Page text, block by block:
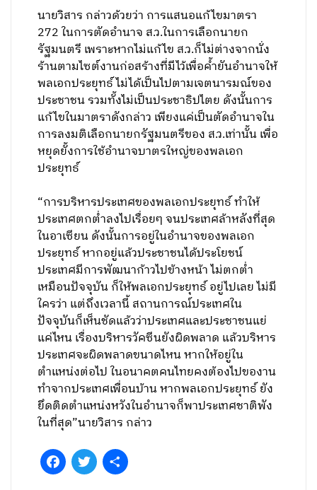
นายวิสาร กล่าวด้วยว่า การแสนอแก้ไขมาตรา
272 ในการตัดอำนาจ ส.ว.ในการเลือกนายก
รัฐมนตรี เพราะหากไม่แก้ไข ส.ว.ก็ไม่ต่างจากนั่ง
ร้านตามไซต์งานก่อสร้างที่มีไว้เพื่อค้ำยันอำนาจให้
พลเอกประยุทธ์ ไม่ได้เป็นไปตามเจตนารมณ์ของ
ประชาชน รวมทั้งไม่เป็นประชาธิปไตย ดังนั้นการ
แก้ไขในมาตราดังกล่าว เพียงแค่เป็นตัดอำนาจใน
การลงมติเลือกนายกรัฐมนตรีของ ส.ว.เท่านั้น เพื่อ
หยุดยั้งการใช้อำนาจบาตรใหญ่ของพลเอก
ประยุทธ์
“การบริหารประเทศของพลเอกประยุทธ์ ทำให้
ประเทศตกต่ำลงไปเรื่อยๆ จนประเทศล้าหลังที่สุด
ในอาเซียน ดังนั้นการอยู่ในอำนาจของพลเอก
ประยุทธ์ หากอยู่แล้วประชาชนได้ประโยชน์
ประเทศมีการพัฒนาก้าวไปข้างหน้า ไม่ตกต่ำ
เหมือนปัจจุบัน ก็ให้พลเอกประยุทธ์ อยู่ไปเลย ไม่มี
ใครว่า แต่ถึงเวลานี้ สถานการณ์ประเทศใน
ปัจจุบันก็เห็นชัดแล้วว่าประเทศและประชาชนแย่
แค่ไหน เรื่องบริหารวัคซีนยังผิดพลาด แล้วบริหาร
ประเทศจะผิดพลาดขนาดไหน หากให้อยู่ใน
ตำแหน่งต่อไป ในอนาคตคนไทยคงต้องไปของาน
ทำจากประเทศเพื่อนบ้าน หากพลเอกประยุทธ์ ยัง
ยึดติดตำแหน่งหวังในอำนาจก็พาประเทศชาติพัง
ในที่สุด”นายวิสาร กล่าว
FacebookTwitter